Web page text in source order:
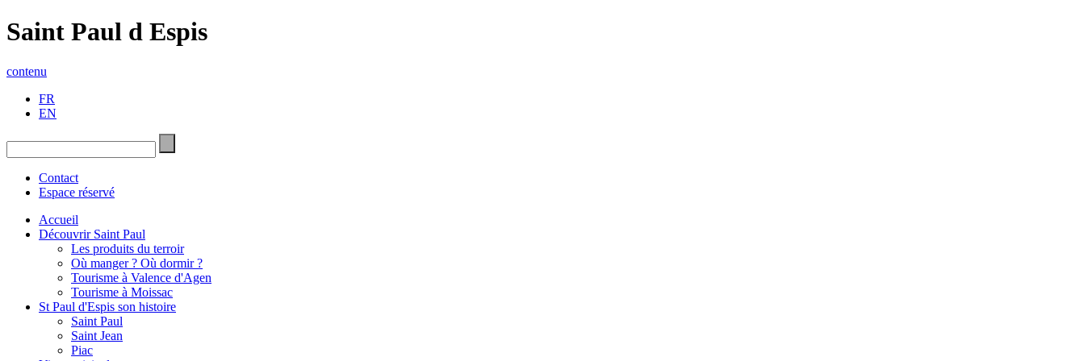
Saint Paul d Espis
contenu
FR
EN
Contact
Espace réservé
Accueil
Découvrir Saint Paul
Les produits du terroir
Où manger ? Où dormir ?
Tourisme à Valence d'Agen
Tourisme à Moissac
St Paul d'Espis son histoire
Saint Paul
Saint Jean
Piac